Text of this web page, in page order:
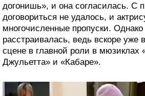
догонишь», и она согласилась. С
договориться не удалось, и
многочисленные пропуски.
расстраивалась, ведь вскоре уже
сцене в главной роли в мюзиклах
Джульетта» и «Кабаре».